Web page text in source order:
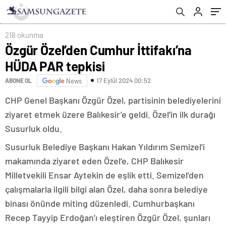
218 okunma
Özgür Özel’den Cumhur İttifakı’na
HÜDA PAR tepkisi
ABONE OL News 17 Eylül 2024 00:52
CHP Genel Başkanı Özgür Özel, partisinin belediyelerini
ziyaret etmek üzere Balıkesir’e geldi. Özel’in ilk durağı
Susurluk oldu.
Susurluk Belediye Başkanı Hakan Yıldırım Semizel’i
makamında ziyaret eden Özel’e, CHP Balıkesir
Milletvekili Ensar Aytekin de eşlik etti. Semizel’den
çalışmalarla ilgili bilgi alan Özel, daha sonra belediye
binası önünde miting düzenledi. Cumhurbaşkanı
Recep Tayyip Erdoğan’ı eleştiren Özgür Özel, şunları